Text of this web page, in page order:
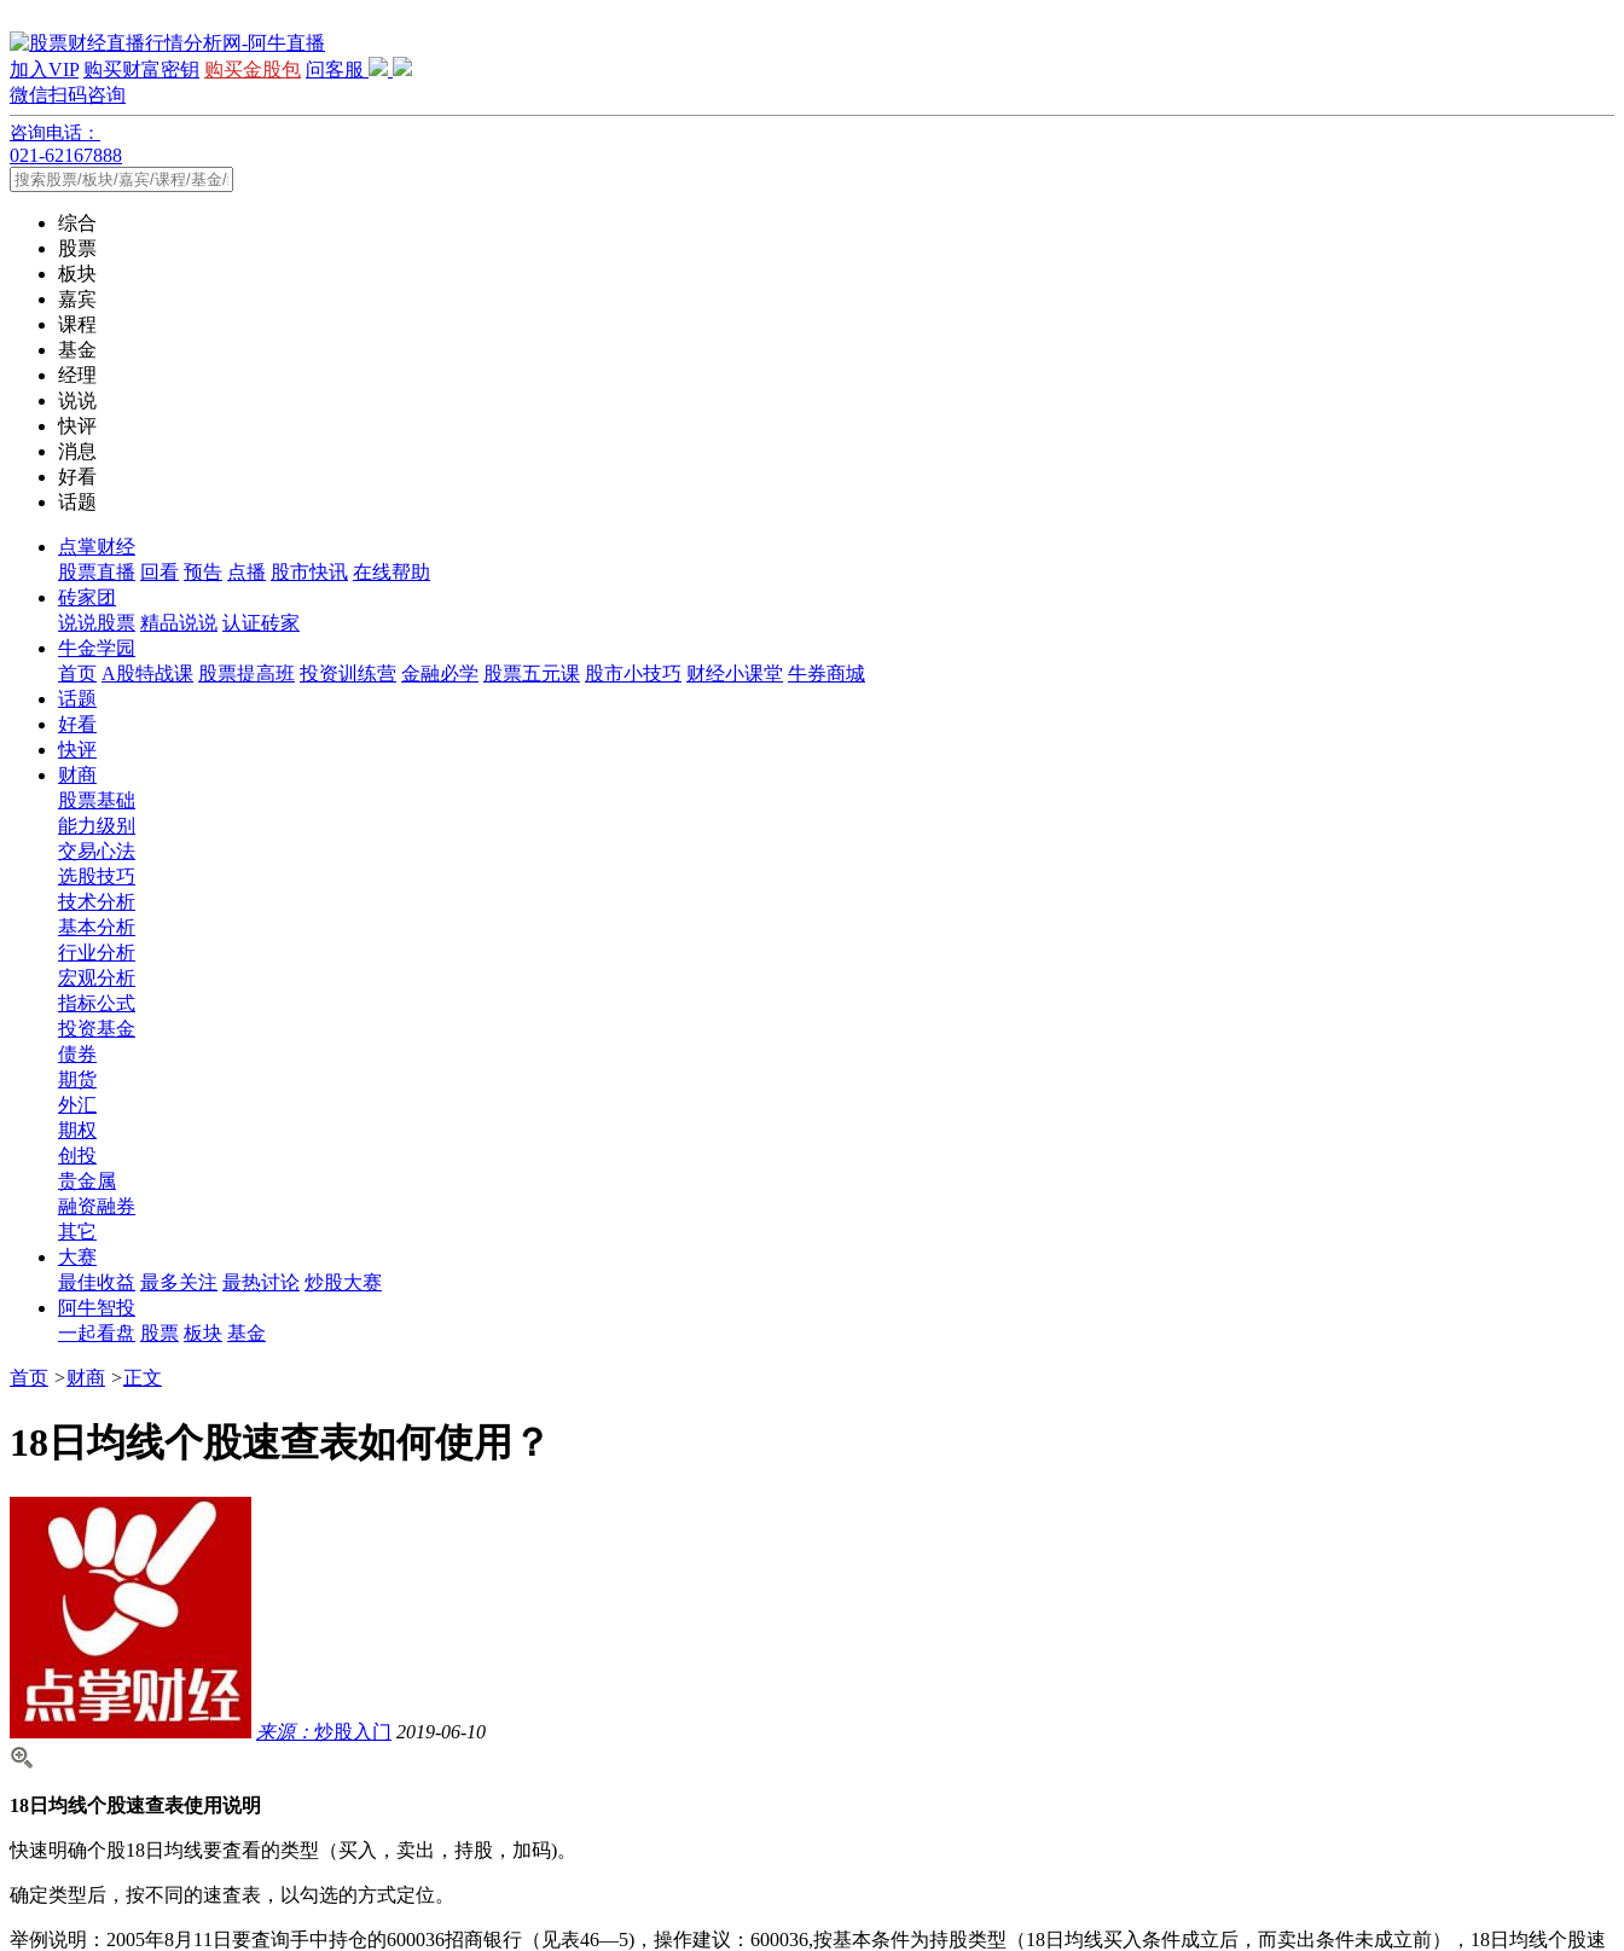
加入VIP 购买财富密钥 购买金股包 问客服
微信扫码咨询
咨询电话：
021-62167888
综合
股票
板块
嘉宾
课程
基金
经理
说说
快评
消息
好看
话题
点掌财经
股票直播 回看 预告 点播 股市快讯 在线帮助
砖家团
说说股票 精品说说 认证砖家
牛金学园
首页 A股特战课 股票提高班 投资训练营 金融必学 股票五元课 股市小技巧 财经小课堂 牛券商城
话题
好看
快评
财商
股票基础
能力级别
交易心法
选股技巧
技术分析
基本分析
行业分析
宏观分析
指标公式
投资基金
债券
期货
外汇
期权
创投
贵金属
融资融券
其它
大赛
最佳收益 最多关注 最热讨论 炒股大赛
阿牛智投
一起看盘 股票 板块 基金
首页 >财商 >正文
18日均线个股速查表如何使用？
来源： 炒股入门 2019-06-10
18日均线个股速查表使用说明
快速明确个股18日均线要査看的类型（买入，卖出，持股，加码)。
确定类型后，按不同的速査表，以勾选的方式定位。
举例说明：2005年8月11日要査询手中持仓的600036招商银行（见表46—5)，操作建议：600036,按基本条件为持股类型（18日均线买入条件成立后，而卖出条件未成立前），18日均线个股速